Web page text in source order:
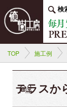
検
TOP 施工例
テラスか